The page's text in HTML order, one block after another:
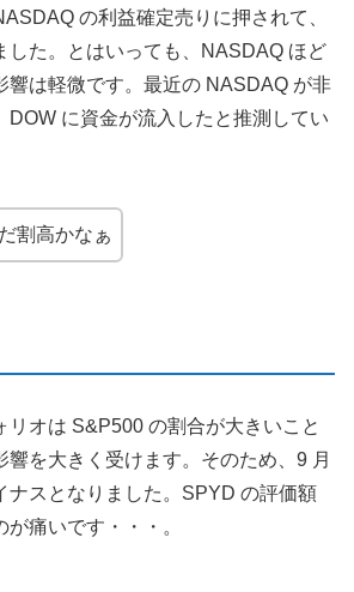
の利益確定売りに押されて、
した。とはいっても、NASDAQ ほど
響は軽微です。最近の NASDAQ が非
DOW に資金が流入したと推測してい
割高かなぁ
リオは S&P500 の割合が大きいこと
響を大きく受けます。そのため、9 月
ナスとなりました。SPYD の評価額
痛いです・・・。